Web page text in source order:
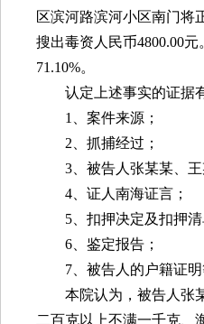
区滨河路滨河小区南门将
搜出毒资人民币4800.00元
71.10%。
认定上述事实的证据
1
、案件来源；
2 、抓捕经过；
3 、被告人张某某、王
4 、证人南海证言；
5 、扣押决定及扣押清
6 、鉴定报告；
7 、被告人的户籍证明
本院认为，被告人张
二百克以上不满一千克、